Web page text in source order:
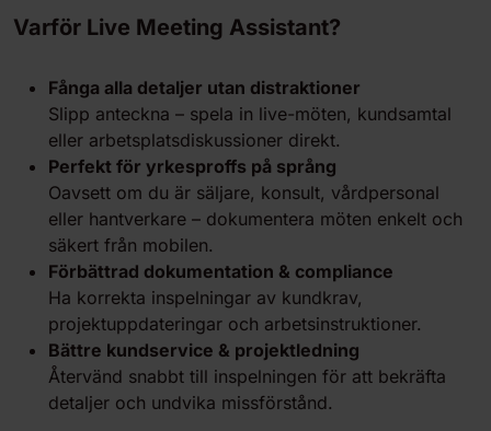
Varför Live Meeting Assistant?
Fånga alla detaljer utan distraktioner
Slipp anteckna – spela in live-möten, kundsamtal
eller arbetsplatsdiskussioner direkt.
Perfekt för yrkesproffs på språng
Oavsett om du är säljare, konsult, vårdpersonal
eller hantverkare – dokumentera möten enkelt och
säkert från mobilen.
Förbättrad dokumentation & compliance
Ha korrekta inspelningar av kundkrav,
projektuppdateringar och arbetsinstruktioner.
Bättre kundservice & projektledning
Återvänd snabbt till inspelningen för att bekräfta
detaljer och undvika missförstånd.